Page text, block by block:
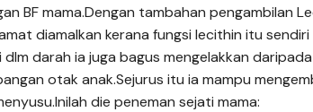
BF mama.Dengan tambahan pengambilan
diamalkan kerana fungsi lecithin itu
darah ia juga bagus mengelakkan
otak anak.Sejurus itu ia mampu
die peneman sejati mama: